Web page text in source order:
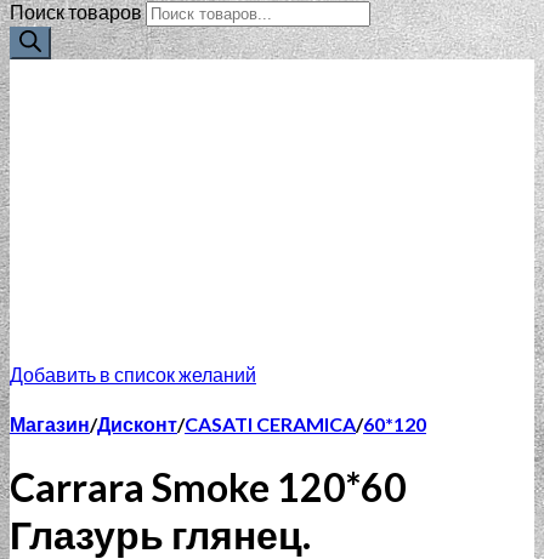
Поиск товаров
Добавить в список желаний
Магазин/Дисконт/CASATI CERAMICA/60*120
Carrara Smoke 120*60
Глазурь глянец.